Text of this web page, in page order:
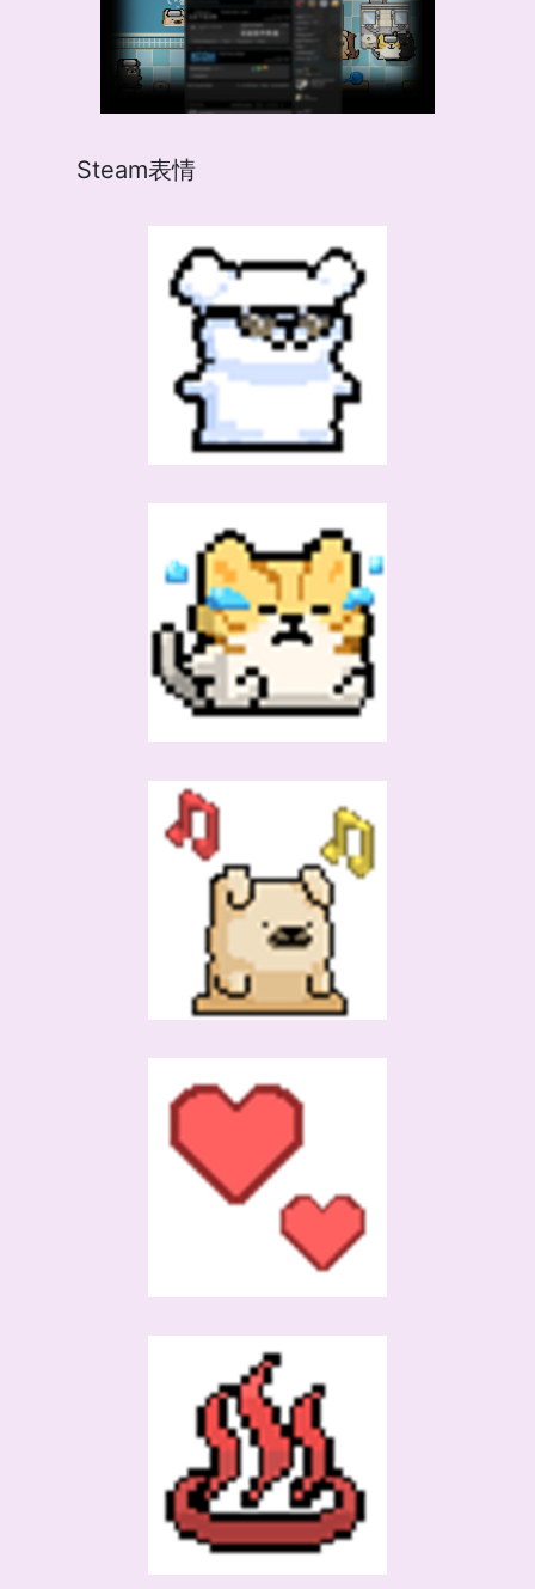
Steam表情